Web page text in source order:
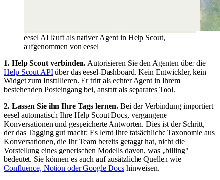
eesel AI läuft als nativer Agent in Help Scout,
aufgenommen von eesel
1. Help Scout verbinden. Autorisieren Sie den Agenten über die
Help Scout API über das eesel-Dashboard. Kein Entwickler, kein
Widget zum Installieren. Er tritt als echter Agent in Ihrem
bestehenden Posteingang bei, anstatt als separates Tool.
2. Lassen Sie ihn Ihre Tags lernen. Bei der Verbindung importiert
eesel automatisch Ihre Help Scout Docs, vergangene
Konversationen und gespeicherte Antworten. Dies ist der Schritt,
der das Tagging gut macht: Es lernt Ihre tatsächliche Taxonomie aus
Konversationen, die Ihr Team bereits getaggt hat, nicht die
Vorstellung eines generischen Modells davon, was „billing"
bedeutet. Sie können es auch auf zusätzliche Quellen wie
Confluence, Notion oder Google Docs hinweisen.